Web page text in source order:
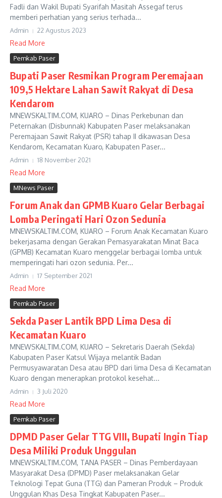
Fadli dan Wakil Bupati Syarifah Masitah Assegaf terus
memberi perhatian yang serius terhada...
Admin 22 Agustus 2023
Read More
Pemkab Paser
Bupati Paser Resmikan Program Peremajaan
109,5 Hektare Lahan Sawit Rakyat di Desa
Kendarom
MNEWSKALTIM.COM, KUARO – Dinas Perkebunan dan
Peternakan (Disbunnak) Kabupaten Paser melaksanakan
Peremajaan Sawit Rakyat (PSR) tahap II dikawasan Desa
Kendarom, Kecamatan Kuaro, Kabupaten Paser...
Admin 18 November 2021
Read More
MNews Paser
Forum Anak dan GPMB Kuaro Gelar Berbagai
Lomba Peringati Hari Ozon Sedunia
MNEWSKALTIM.COM, KUARO – Forum Anak Kecamatan Kuaro
bekerjasama dengan Gerakan Pemasyarakatan Minat Baca
(GPMB) Kecamatan Kuaro menggelar berbagai lomba untuk
memperingati hari ozon sedunia. Per...
Admin 17 September 2021
Read More
Pemkab Paser
Sekda Paser Lantik BPD Lima Desa di
Kecamatan Kuaro
MNEWSKALTIM.COM, KUARO – Sekretaris Daerah (Sekda)
Kabupaten Paser Katsul Wijaya melantik Badan
Permusyawaratan Desa atau BPD dari lima Desa di Kecamatan
Kuaro dengan menerapkan protokol kesehat...
Admin 3 Juli 2020
Read More
Pemkab Paser
DPMD Paser Gelar TTG VIII, Bupati Ingin Tiap
Desa Miliki Produk Unggulan
MNEWSKALTIM.COM, TANA PASER – Dinas Pemberdayaan
Masyarakat Desa (DPMD) Paser melaksanakan Gelar
Teknologi Tepat Guna (TTG) dan Pameran Produk – Produk
Unggulan Khas Desa Tingkat Kabupaten Paser...